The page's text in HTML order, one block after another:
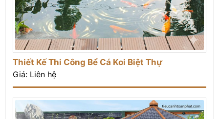
Thiết Kế Thi Công Bể Cá Koi Biệt Thự
Giá: Liên hệ